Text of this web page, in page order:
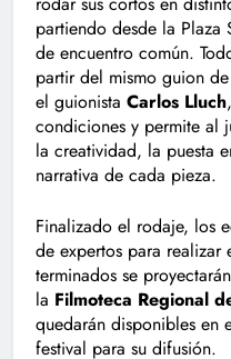
partiendo desde la
de encuentro común.
partir del mismo guion
el guionista Carlos Lluch
condiciones y permite al
la creatividad, la puesta
narrativa de cada pieza.
Finalizado el rodaje, los
de expertos para realizar
terminados se
la Filmoteca Regional
quedarán disponibles en
festival para su difusión.